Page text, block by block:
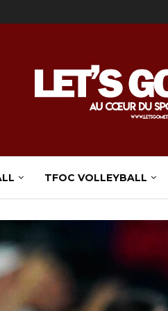
TFOC VOLLEYBALL